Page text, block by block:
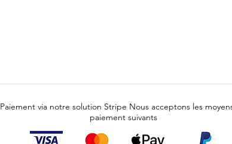
Paiement via notre solution Stripe Nous acceptons les
paiement suivants